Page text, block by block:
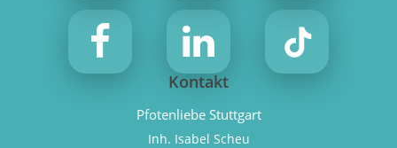
Kontakt
Pfotenliebe Stuttgart
Inh. Isabel Scheu